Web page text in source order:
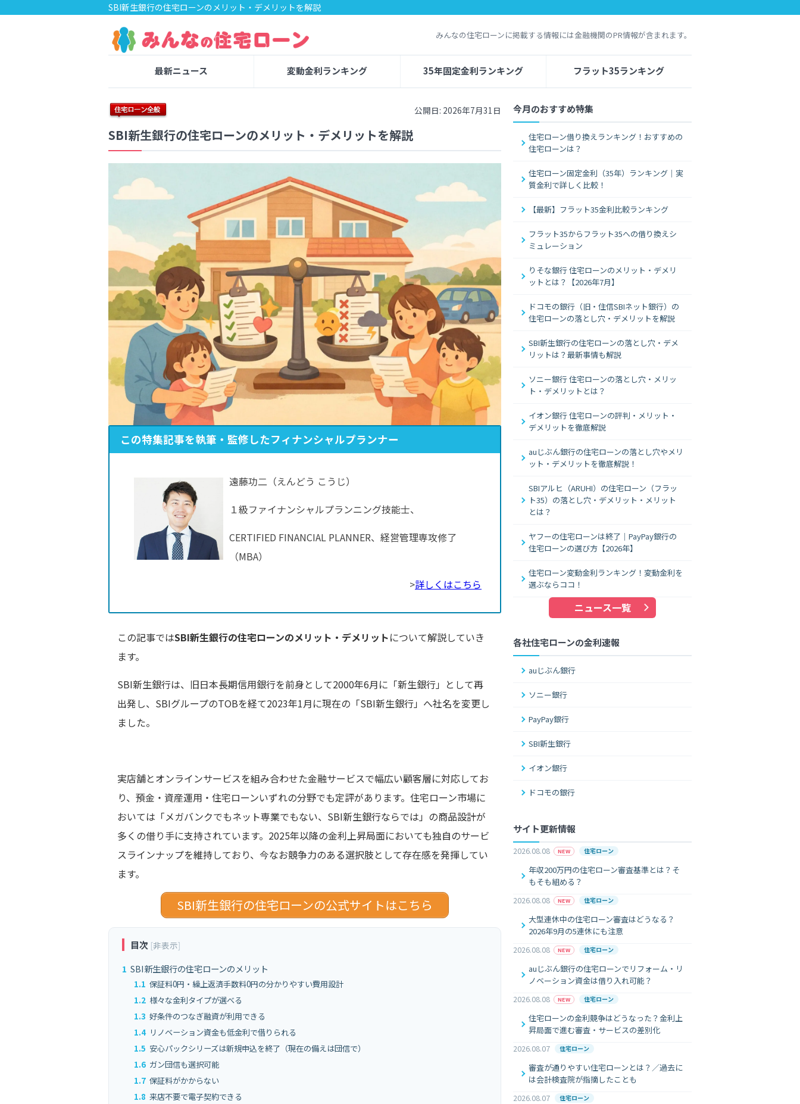
SBI新生銀行の住宅ローンのメリット・デメリットを解説
みんなの住宅ローンに掲載する情報には金融機関のPR情報が含まれます。
最新ニュース 変動金利ランキング 35年固定金利ランキング フラット35ランキング
公開日: 2026年7月31日
SBI新生銀行の住宅ローンのメリット・デメリットを解説
この特集記事を執筆・監修したフィナンシャルプランナー
遠藤功二（えんどう こうじ）
１級ファイナンシャルプランニング技能士、
CERTIFIED FINANCIAL PLANNER、経営管理専攻修了
（MBA）
>詳しくはこちら
この記事ではSBI新生銀行の住宅ローンのメリット・デメリットについて解説していき
ます。
SBI新生銀行は、旧日本長期信用銀行を前身として2000年6月に「新生銀行」として再
出発し、SBIグループのTOBを経て2023年1月に現在の「SBI新生銀行」へ社名を変更し
ました。
実店舗とオンラインサービスを組み合わせた金融サービスで幅広い顧客層に対応してお
り、預金・資産運用・住宅ローンいずれの分野でも定評があります。住宅ローン市場に
おいては「メガバンクでもネット専業でもない、SBI新生銀行ならでは」の商品設計が
多くの借り手に支持されています。2025年以降の金利上昇局面においても独自のサービ
スラインナップを維持しており、今なお競争力のある選択肢として存在感を発揮してい
ます。
SBI新生銀行の住宅ローンの公式サイトはこちら
目次 [非表示]
1 SBI新生銀行の住宅ローンのメリット
1.1 保証料0円・繰上返済手数料0円の分かりやすい費用設計
1.2 様々な金利タイプが選べる
1.3 好条件のつなぎ融資が利用できる
1.4 リノベーション資金も低金利で借りられる
1.5 安心パックシリーズは新規申込を終了（現在の備えは団信で）
1.6 ガン団信も選択可能
1.7 保証料がかからない
1.8 来店不要で電子契約できる
今月のおすすめ特集
住宅ローン借り換えランキング！おすすめの
住宅ローンは？
住宅ローン固定金利（35年）ランキング｜実
質金利で詳しく比較！
【最新】フラット35金利比較ランキング
フラット35からフラット35への借り換えシ
ミュレーション
りそな銀行 住宅ローンのメリット・デメリ
ットとは？【2026年7月】
ドコモの銀行（旧・住信SBIネット銀行）の
住宅ローンの落とし穴・デメリットを解説
SBI新生銀行の住宅ローンの落とし穴・デメ
リットは？最新事情も解説
ソニー銀行 住宅ローンの落とし穴・メリッ
ト・デメリットとは？
イオン銀行 住宅ローンの評判・メリット・
デメリットを徹底解説
auじぶん銀行の住宅ローンの落とし穴やメリ
ット・デメリットを徹底解説！
SBIアルヒ（ARUHI）の住宅ローン（フラッ
ト35）の落とし穴・デメリット・メリット
とは？
ヤフーの住宅ローンは終了｜PayPay銀行の
住宅ローンの選び方【2026年】
住宅ローン変動金利ランキング！変動金利を
選ぶならココ！
ニュース一覧
各社住宅ローンの金利速報
auじぶん銀行
ソニー銀行
PayPay銀行
SBI新生銀行
イオン銀行
ドコモの銀行
サイト更新情報
2026.08.08 NEW 住宅ローン
年収200万円の住宅ローン審査基準とは？そ
もそも組める？
2026.08.08
NEW 住宅ローン
大型連休中の住宅ローン審査はどうなる？
2026年9月の5連休にも注意
2026.08.08
NEW 住宅ローン
auじぶん銀行の住宅ローンでリフォーム・リ
ノベーション資金は借り入れ可能？
2026.08.08
NEW 住宅ローン
住宅ローンの金利競争はどうなった？金利上
昇局面で進む審査・サービスの差別化
2026.08.07
住宅ローン
審査が通りやすい住宅ローンとは？／過去に
は会計検査院が指摘したことも
2026.08.07
住宅ローン